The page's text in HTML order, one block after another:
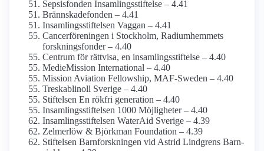
Sepsisfonden Insamlings­stiftelse – 4.41
Brännskadefonden – 4.41
Insamlings­stiftelsen Vaggan – 4.41
Cancer­föreningen i Stockholm, Radium­hemmets
forsknings­fonder – 4.40
Centrum för rättvisa, en insamlings­stiftelse – 4.40
MedieMission International – 4.40
Mission Aviation Fellowship, MAF-Sweden – 4.40
Treskablinoll Sverige – 4.40
Stiftelsen En rökfri generation – 4.40
Insamlingsstiftelsen 1000 Möjligheter – 4.40
Insamlings­stiftelsen WaterAid Sverige – 4.39
Zelmerlöw & Björkman Foundation – 4.39
Stiftelsen Barn­forskningen vid Astrid Lindgrens Barn­